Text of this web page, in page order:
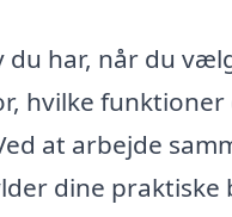
har, når du
hvilke
at arbejde
dine praktiske